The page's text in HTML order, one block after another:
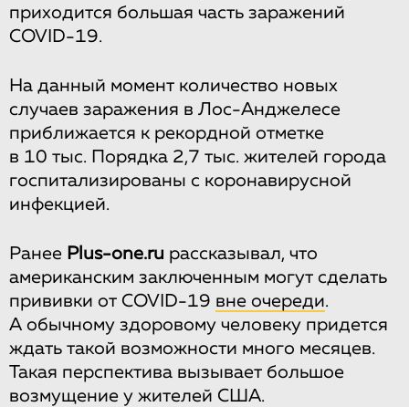
приходится большая часть заражений
COVID-19.
На данный момент количество новых
случаев заражения в Лос-Анджелесе
приближается к рекордной отметке
в 10 тыс. Порядка 2,7 тыс. жителей города
госпитализированы с коронавирусной
инфекцией.
Ранее Plus-one.ru рассказывал, что
американским заключенным могут сделать
прививки от COVID-19 вне очереди.
А обычному здоровому человеку придется
ждать такой возможности много месяцев.
Такая перспектива вызывает большое
возмущение у жителей США.